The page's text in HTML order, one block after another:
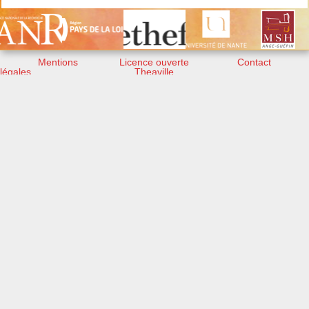
Mentions
légales
Licence ouverte
Theaville
Contact